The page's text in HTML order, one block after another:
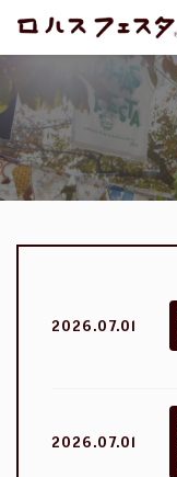
2026.07.01
2026.07.01